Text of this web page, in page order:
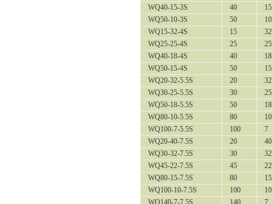
WQ40-15-3S
40
15
WQ50-10-3S
50
10
WQ15-32-4S
15
32
WQ25-25-4S
25
25
WQ40-18-4S
40
18
WQ50-15-4S
50
15
WQ20-32-5.5S
20
32
WQ30-25-5.5S
30
25
WQ50-18-5.5S
50
18
WQ80-10-5.5S
80
10
WQ100-7-5.5S
100
7
WQ20-40-7.5S
20
40
WQ30-32-7.5S
30
32
WQ45-22-7.5S
45
22
WQ80-15-7.5S
80
15
WQ100-10-7.5S
100
10
WQ140-7-7.5S
140
7